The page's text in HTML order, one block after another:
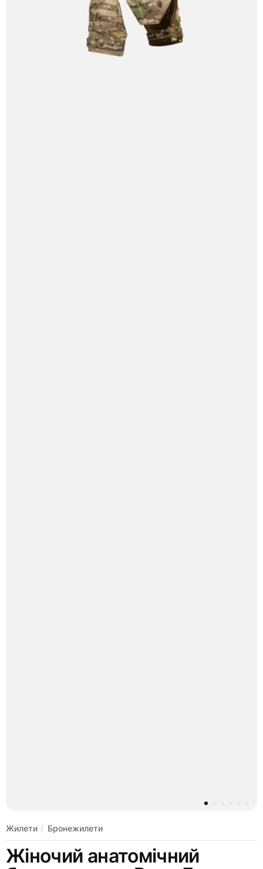
Жилети Бронежилети
Жіночий анатомічний